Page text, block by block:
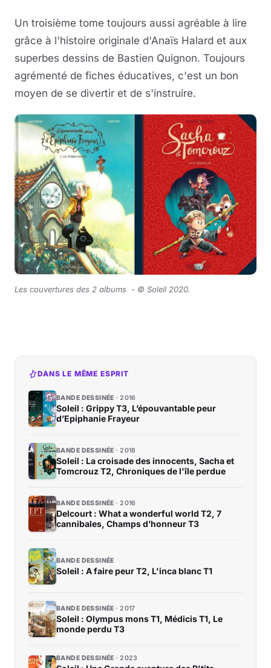
Un troisième tome toujours aussi agréable à lire
grâce à l'histoire originale d'Anaïs Halard et aux
superbes dessins de Bastien Quignon. Toujours
agrémenté de fiches éducatives, c'est un bon
moyen de se divertir et de s'instruire.
Les couvertures des 2 albums - © Soleil 2020.
DANS LE MÊME ESPRIT
BANDE DESSINÉE 2016
Soleil : Grippy T3, L’épouvantable peur
d’Epiphanie Frayeur
BANDE DESSINÉE 2018
Soleil : La croisade des innocents, Sacha et
Tomcrouz T2, Chroniques de l'île perdue
BANDE DESSINÉE 2016
Delcourt : What a wonderful world T2, 7
cannibales, Champs d’honneur T3
BANDE DESSINÉE
Soleil : A faire peur T2, L'inca blanc T1
BANDE DESSINÉE 2017
Soleil : Olympus mons T1, Médicis T1, Le
monde perdu T3
BANDE DESSINÉE 2023